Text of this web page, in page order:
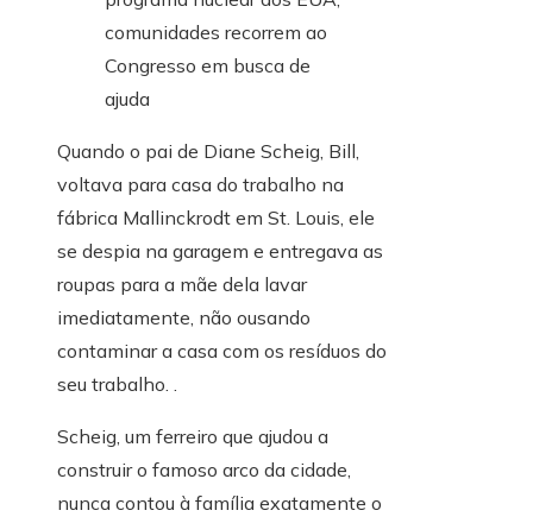
Quando o pai de Diane Scheig, Bill,
voltava para casa do trabalho na
fábrica Mallinckrodt em St. Louis, ele
se despia na garagem e entregava as
roupas para a mãe dela lavar
imediatamente, não ousando
contaminar a casa com os resíduos do
seu trabalho. .
Scheig, um ferreiro que ajudou a
construir o famoso arco da cidade,
nunca contou à família exatamente o